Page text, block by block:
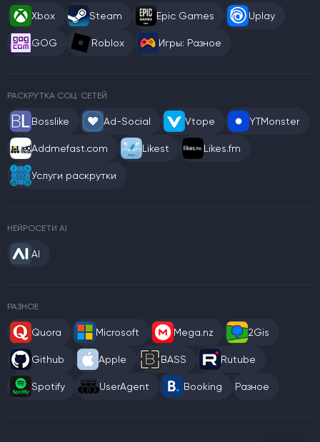
Xbox Steam Epic Games Uplay
GOG Roblox Игры: Разное
РАСКРУТКА СОЦ. СЕТЕЙ
Bosslike Ad-Social Vtope YTMonster
Addmefast.com Likest Likes.fm
Услуги раскрутки
НЕЙРОСЕТИ AI
AI
РАЗНОЕ
Quora Microsoft Mega.nz 2Gis
Github Apple BASS Rutube
Spotify UserAgent Booking Разное